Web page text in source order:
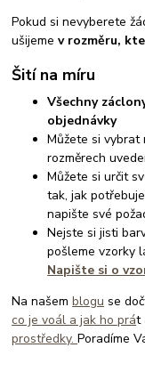
Pokud si nevyberete
ušijemev rozměru,
Šití na míru
Všechny
objednávky
Můžete si vybrat
rozměrech
Můžete si určit
tak, jak
napište své
Nejste si jisti
pošleme vzorky
Napište si o
Na našemblogu se
co je voál a jak ho prát
prostředky.Poradíme